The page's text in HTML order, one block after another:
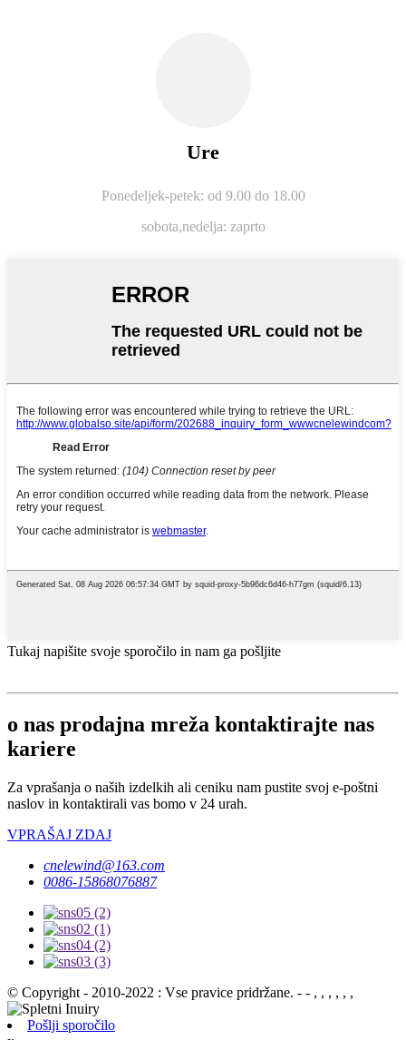
Ure
Ponedeljek-petek: od 9.00 do 18.00
sobota,nedelja: zaprto
Tukaj napišite svoje sporočilo in nam ga pošljite
o nas prodajna mreža kontaktirajte nas
kariere
Za vprašanja o naših izdelkih ali ceniku nam pustite svoj e-poštni
naslov in kontaktirali vas bomo v 24 urah.
VPRAŠAJ ZDAJ
cnelewind@163.com
0086-15868076887
© Copyright - 2010-2022 : Vse pravice pridržane. - - , , , , , ,
Pošlji sporočilo